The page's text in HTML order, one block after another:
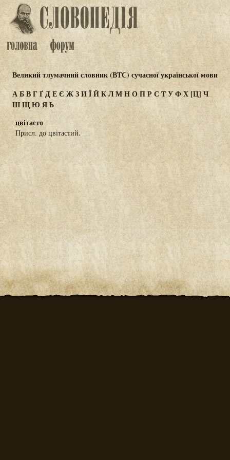
Великий тлумачний словник (ВТС) сучасної української мови
АБВГҐДЕЄ ЖЗИЇЙКЛМНОПРС ТУФХ [Ц] Ч
ШЩЮЯЬ
цвітасто
Присл. до цвітастий.